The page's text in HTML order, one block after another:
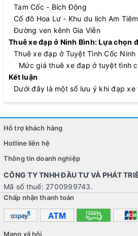
Tam Cốc - Bích Động
Cố đô Hoa Lư - Khu du lịch Am Tiêm
Đường ven kênh Gia Viễn
Thuê xe đạp ở Ninh Bình: Lựa chọn
Thuê xe đạp ở Tuyệt Tình Cốc Ninh
Mức giá thuê xe đạp ở tuyệt tình
Kết luận
Dưới đây là một số lưu ý khi đạp xe
Hỗ trợ khách hàng
Hotline liên hệ
Thông tin doanh nghiệp
CÔNG TY TNHH ĐẦU TƯ VÀ PHÁT
Mã số thuế: 2700999743.
Chấp nhận thanh toán
Mạng xã hội